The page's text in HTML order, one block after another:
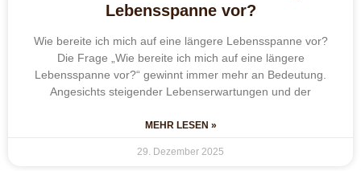
Lebensspanne vor?
Wie bereite ich mich auf eine längere Lebensspanne vor?
Die Frage „Wie bereite ich mich auf eine längere
Lebensspanne vor?“ gewinnt immer mehr an Bedeutung.
Angesichts steigender Lebenserwartungen und der
MEHR LESEN »
29. Dezember 2025